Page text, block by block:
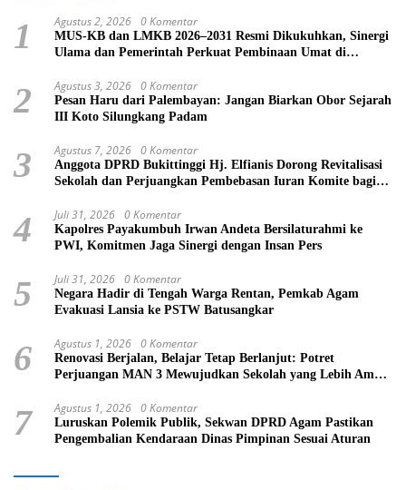
1 Agustus 2, 2026 0 Komentar
MUS-KB dan LMKB 2026–2031 Resmi Dikukuhkan, Sinergi
Ulama dan Pemerintah Perkuat Pembinaan Umat di
2 Agustus 3, 2026 0 Komentar
Pesan Haru dari Palembayan: Jangan Biarkan Obor Sejarah
III Koto Silungkang Padam
3 Agustus 7, 2026 0 Komentar
Anggota DPRD Bukittinggi Hj. Elfianis Dorong Revitalisasi
Sekolah dan Perjuangkan Pembebasan Iuran Komite bagi
4 Juli 31, 2026 0 Komentar
Kapolres Payakumbuh Irwan Andeta Bersilaturahmi ke
PWI, Komitmen Jaga Sinergi dengan Insan Pers
5 Juli 31, 2026 0 Komentar
Negara Hadir di Tengah Warga Rentan, Pemkab Agam
Evakuasi Lansia ke PSTW Batusangkar
6 Agustus 1, 2026 0 Komentar
Renovasi Berjalan, Belajar Tetap Berlanjut: Potret
Perjuangan MAN 3 Mewujudkan Sekolah yang Lebih Aman
7 Agustus 1, 2026 0 Komentar
Luruskan Polemik Publik, Sekwan DPRD Agam Pastikan
Pengembalian Kendaraan Dinas Pimpinan Sesuai Aturan